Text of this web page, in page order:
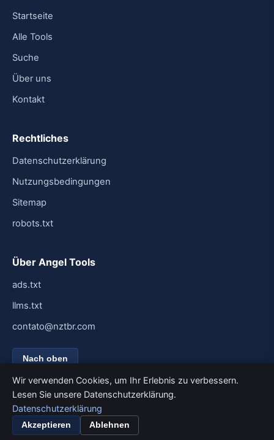
Startseite
Alle Tools
Suche
Über uns
Kontakt
Rechtliches
Datenschutzerklärung
Nutzungsbedingungen
Sitemap
robots.txt
Über Angel Tools
ads.txt
llms.txt
contato@nztbr.com
Nach oben
© 2026 Angel Tools. Alle Rechte vorbehalten.
Für Geschwindigkeit und Einfachheit entwickelt.
Wir verwenden Cookies, um Ihr Erlebnis zu verbessern.
Lesen Sie unsere Datenschutzerklärung.
Datenschutzerklärung
Akzeptieren Ablehnen